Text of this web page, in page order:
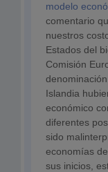
modelo
comentario
nuestros
Estados del
Comisión
Islandia
económico
diferentes
sido
economías
sus inicios,